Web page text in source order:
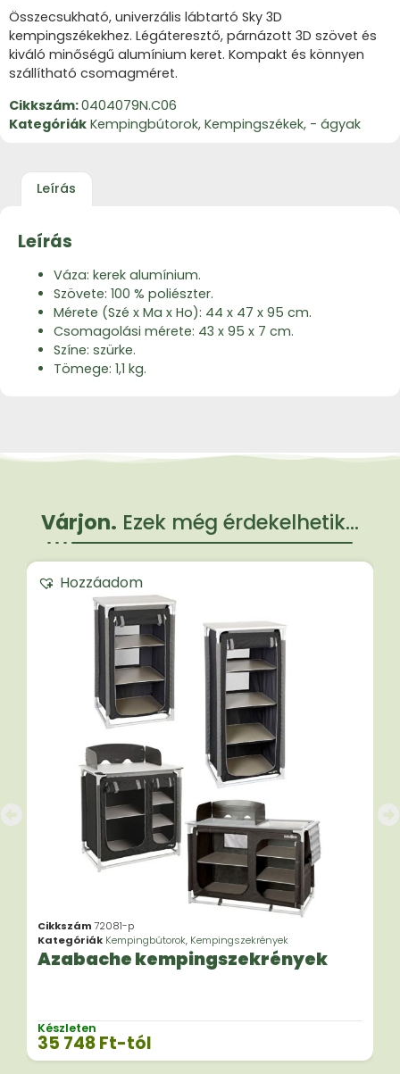
Összecsukható, univerzális lábtartó Sky 3D
kempingszékekhez. Légáteresztő, párnázott 3D szövet és
kiváló minőségű alumínium keret. Kompakt és könnyen
szállítható csomagméret.
Cikkszám:0404079N.C06
Kategóriák Kempingbútorok, Kempingszékek, - ágyak
Leírás
Leírás
Váza: kerek alumínium.
Szövete: 100 % poliészter.
Mérete (Szé x Ma x Ho): 44 x 47 x 95 cm.
Csomagolási mérete: 43 x 95 x 7 cm.
Színe: szürke.
Tömege: 1,1 kg.
Várjon. Ezek még érdekelhetik...
Hozzáadom
Cikkszám72081-p
Kategóriák Kempingbútorok, Kempingszekrények
Azabache kempingszekrények
Készleten
35 748Ft-tól